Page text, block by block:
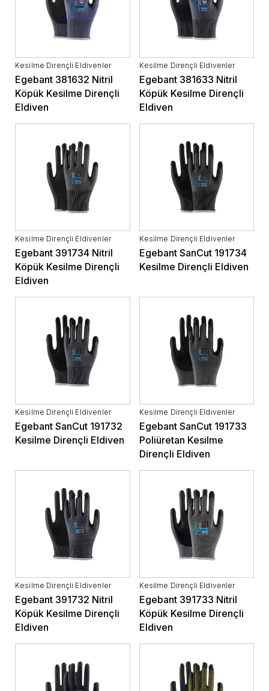
Kesilme Dirençli Eldivenler
Egebant 381632 Nitril
Köpük Kesilme Dirençli
Eldiven
Kesilme Dirençli Eldivenler
Egebant 381633 Nitril
Köpük Kesilme Dirençli
Eldiven
Kesilme Dirençli Eldivenler
Egebant 391734 Nitril
Köpük Kesilme Dirençli
Eldiven
Kesilme Dirençli Eldivenler
Egebant SanCut 191734
Kesilme Dirençli Eldiven
Kesilme Dirençli Eldivenler
Egebant SanCut 191732
Kesilme Dirençli Eldiven
Kesilme Dirençli Eldivenler
Egebant SanCut 191733
Poliüretan Kesilme
Dirençli Eldiven
Kesilme Dirençli Eldivenler
Egebant 391732 Nitril
Köpük Kesilme Dirençli
Eldiven
Kesilme Dirençli Eldivenler
Egebant 391733 Nitril
Köpük Kesilme Dirençli
Eldiven